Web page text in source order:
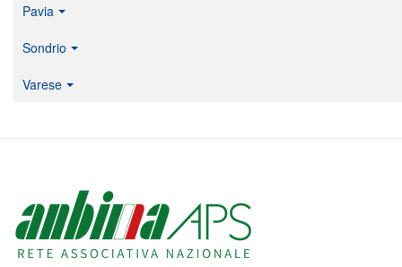
Pavia
Sondrio
Varese